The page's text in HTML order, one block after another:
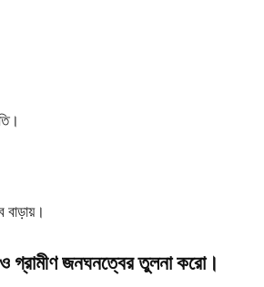
ও গ্রামীণ জনঘনত্বের তুলনা করো।